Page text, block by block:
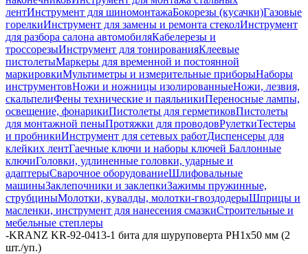
лентИнструмент для шиномонтажаБокорезы (кусачки)Газовые
горелкиИнструмент для замены и ремонта стеколИнструмент
для разбора салона автомобиляКабелерезы и
троссорезыИнструмент для тонированияКлеевые
пистолетыМаркеры для временной и постоянной
маркировкиМультиметры и измерительные приборыНаборы
инструментовНожи и ножницы изолированныеНожи, лезвия,
скальпелиФены технические и паяльникиПереносные лампы,
освещение, фонарикиПистолеты для герметиковПистолеты
для монтажной пеныПротяжки для проводовРулеткиТестеры
и пробникиИнструмент для сетевых работДиспенсеры для
клейких лентГаечные ключи и наборы ключей Баллонные
ключиГоловки, удлиненные головки, ударные и
адаптерыСварочное оборудованиеШлифовальные
машиныЗаклепочники и заклепкиЗажимы пружинные,
струбциныМолотки, кувалды, молотки-гвоздодерыШприцы и
масленки, инструмент для нанесения смазкиСтроительные и
мебельные степлеры
-KRANZ KR-92-0413-1 бита для шуруповерта PH1х50 мм (2
шт./уп.)